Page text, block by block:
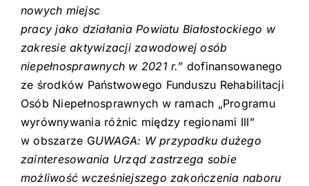
nowych miejsc
pracy jako działania Powiatu Białostockiego w
zakresie aktywizacji zawodowej osób
niepełnosprawnych w 2021 r.” dofinansowanego
ze środków Państwowego Funduszu Rehabilitacji
Osób Niepełnosprawnych w ramach „Programu
wyrównywania różnic między regionami III”
w obszarze GUWAGA: W przypadku dużego
zainteresowania Urząd zastrzega sobie
możliwość wcześniejszego zakończenia naboru